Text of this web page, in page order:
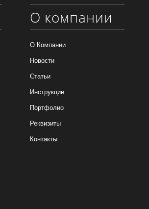
О компании
О Компании
Новости
Статьи
Инструкции
Портфолио
Реквизиты
Контакты